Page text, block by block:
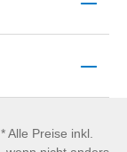
Alle Preise inkl.